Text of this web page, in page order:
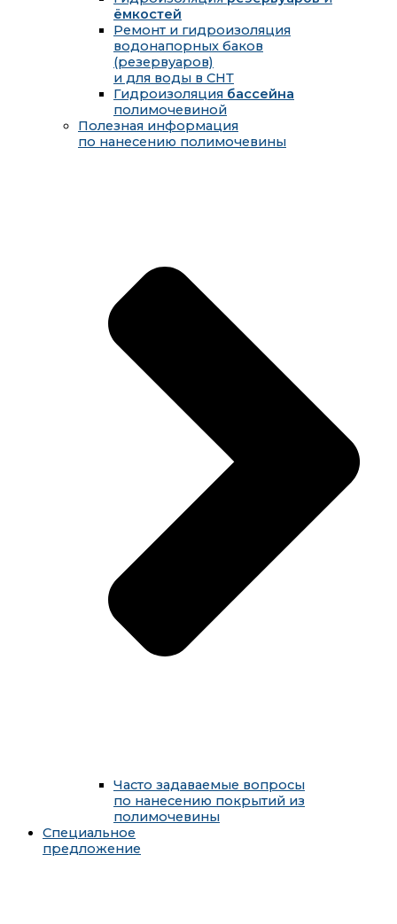
ёмкостей
Ремонт и гидроизоляция
водонапорных баков
(резервуаров)
и для воды в СНТ
Гидроизоляция бассейна
полимочевиной
Полезная информация
по нанесению полимочевины
Часто задаваемые вопросы
по нанесению покрытий из
полимочевины
Специальное
предложение